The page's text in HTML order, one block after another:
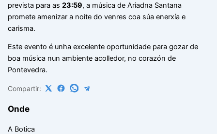
prevista para as 23:59, a música de Ariadna Santana
promete amenizar a noite do venres coa súa enerxía e
carisma.
Este evento é unha excelente oportunidade para gozar de
boa música nun ambiente acolledor, no corazón de
Pontevedra.
Compartir:
Onde
A Botica